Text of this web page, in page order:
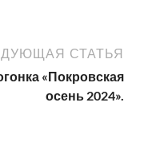
СТАТЬЯ
«Покровская
осень 2024».